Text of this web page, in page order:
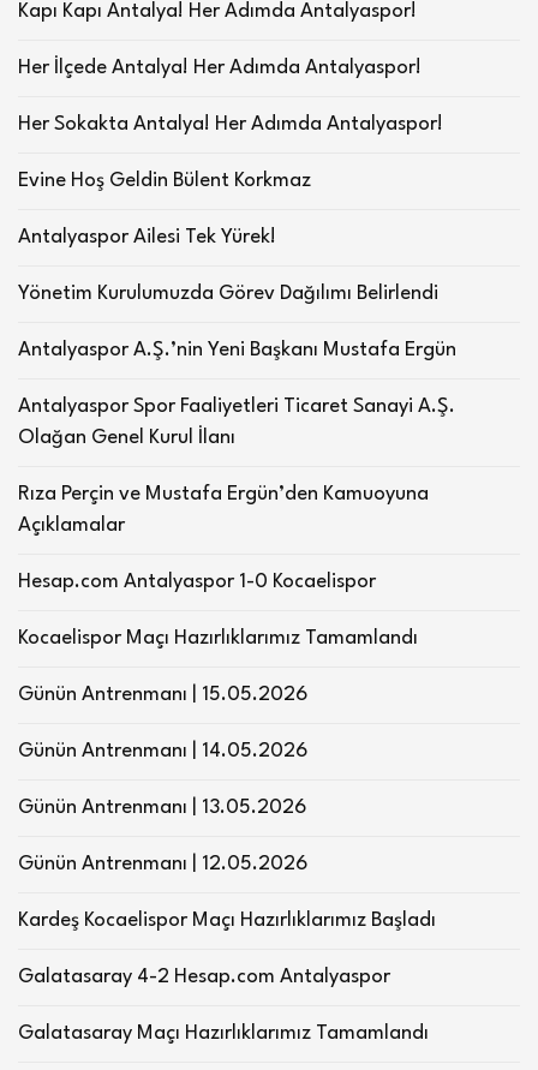
Kapı Kapı Antalya! Her Adımda Antalyaspor!
Her İlçede Antalya! Her Adımda Antalyaspor!
Her Sokakta Antalya! Her Adımda Antalyaspor!
Evine Hoş Geldin Bülent Korkmaz
Antalyaspor Ailesi Tek Yürek!
Yönetim Kurulumuzda Görev Dağılımı Belirlendi
Antalyaspor A.Ş.’nin Yeni Başkanı Mustafa Ergün
Antalyaspor Spor Faaliyetleri Ticaret Sanayi A.Ş.
Olağan Genel Kurul İlanı
Rıza Perçin ve Mustafa Ergün’den Kamuoyuna
Açıklamalar
Hesap.com Antalyaspor 1-0 Kocaelispor
Kocaelispor Maçı Hazırlıklarımız Tamamlandı
Günün Antrenmanı | 15.05.2026
Günün Antrenmanı | 14.05.2026
Günün Antrenmanı | 13.05.2026
Günün Antrenmanı | 12.05.2026
Kardeş Kocaelispor Maçı Hazırlıklarımız Başladı
Galatasaray 4-2 Hesap.com Antalyaspor
Galatasaray Maçı Hazırlıklarımız Tamamlandı